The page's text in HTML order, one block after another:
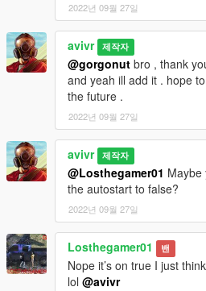
2022년 09월 27일
avivr 제작자
@gorgonut bro , thank
and yeah ill add it . hope
the future .
2022년 09월 27일
avivr 제작자
@Losthegamer01 Maybe
the autostart to false?
2022년 09월 27일
Losthegamer01 밴
Nope it’s on true I just
lol @avivr